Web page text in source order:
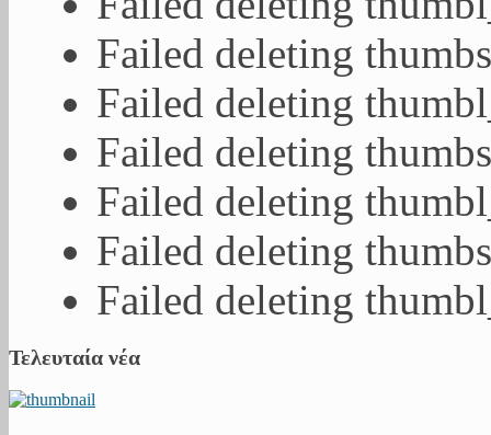
Failed deleting
Failed deleting
Failed deleting
Failed deleting
Failed deleting
Failed deleting
Τελευταία νέα